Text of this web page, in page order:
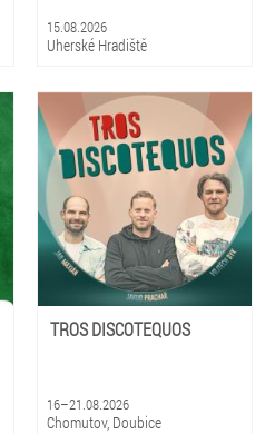
15.08.2026
Uherské Hradiště
TROS DISCOTEQUOS
16–21.08.2026
Chomutov, Doubice